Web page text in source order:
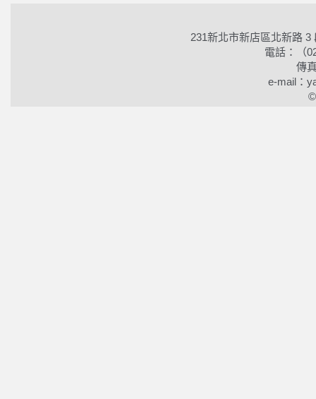
231新北市新店區北新路
電話：（
傳
e-mail：